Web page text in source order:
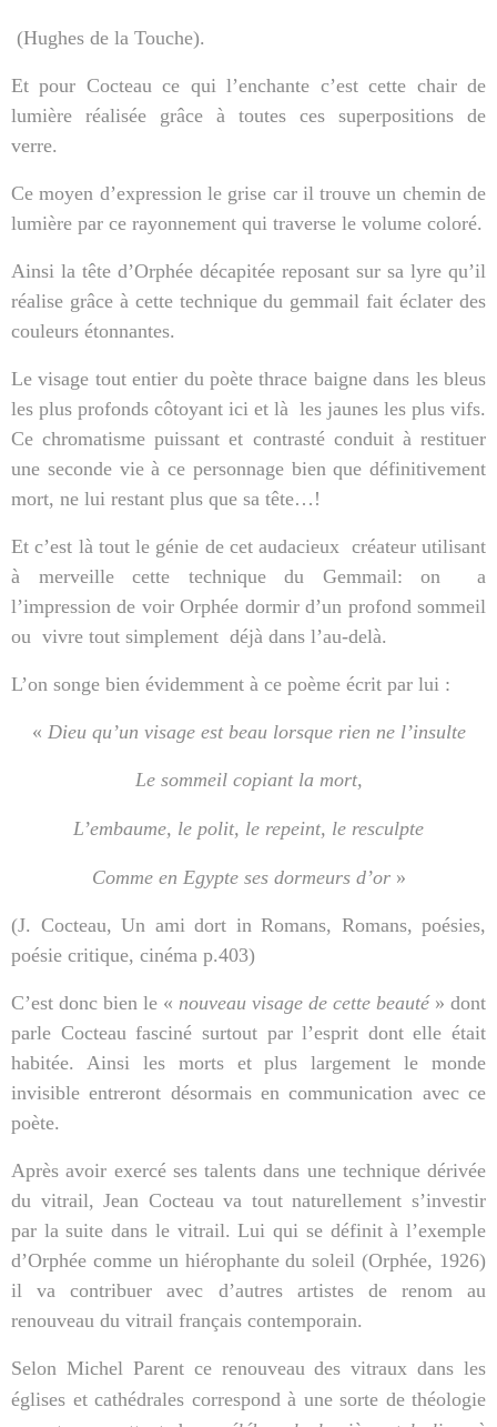
(Hughes de la Touche).
Et pour Cocteau ce qui l’enchante c’est cette chair de
lumière réalisée grâce à toutes ces superpositions de
verre.
Ce moyen d’expression le grise car il trouve un chemin de
lumière par ce rayonnement qui traverse le volume coloré.
Ainsi la tête d’Orphée décapitée reposant sur sa lyre qu’il
réalise grâce à cette technique du gemmail fait éclater des
couleurs étonnantes.
Le visage tout entier du poète thrace baigne dans les bleus
les plus profonds côtoyant ici et là les jaunes les plus vifs.
Ce chromatisme puissant et contrasté conduit à restituer
une seconde vie à ce personnage bien que définitivement
mort, ne lui restant plus que sa tête…!
Et c’est là tout le génie de cet audacieux créateur utilisant
à merveille cette technique du Gemmail: on
a
l’impression de voir Orphée dormir d’un profond sommeil
ou vivre tout simplement déjà dans l’au-delà.
L’on songe bien évidemment à ce poème écrit par lui :
« Dieu qu’un visage est beau lorsque rien ne l’insulte
Le sommeil copiant la mort,
L’embaume, le polit, le repeint, le resculpte
Comme en Egypte ses dormeurs d’or»
(J. Cocteau, Un ami dort in Romans, Romans, poésies,
poésie critique, cinéma p.403)
C’est donc bien le « nouveau visage de cette beauté» dont
parle Cocteau fasciné surtout par l’esprit dont elle était
habitée. Ainsi les morts et plus largement le monde
invisible entreront désormais en communication avec ce
poète.
Après avoir exercé ses talents dans une technique dérivée
du vitrail, Jean Cocteau va tout naturellement s’investir
par la suite dans le vitrail. Lui qui se définit à l’exemple
d’Orphée comme un hiérophante du soleil (Orphée, 1926)
il va contribuer avec d’autres artistes de renom au
renouveau du vitrail français contemporain.
Selon Michel Parent ce renouveau des vitraux dans les
églises et cathédrales correspond à une sorte de théologie